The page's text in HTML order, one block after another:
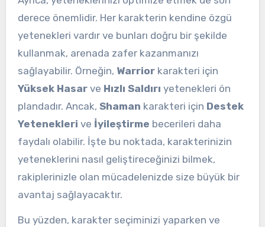
derece önemlidir. Her karakterin kendine özgü
yetenekleri vardır ve bunları doğru bir şekilde
kullanmak, arenada zafer kazanmanızı
sağlayabilir. Örneğin, Warriorkarakteri için
Yüksek Hasarve Hızlı Saldırı yetenekleri ön
plandadır. Ancak, Shaman karakteri için Destek
Yetenekleri ve İyileştirme becerileri daha
faydalı olabilir. İşte bu noktada, karakterinizin
yeteneklerini nasıl geliştireceğinizi bilmek,
rakiplerinizle olan mücadelenizde size büyük bir
avantaj sağlayacaktır.
Bu yüzden, karakter seçiminizi yaparken ve